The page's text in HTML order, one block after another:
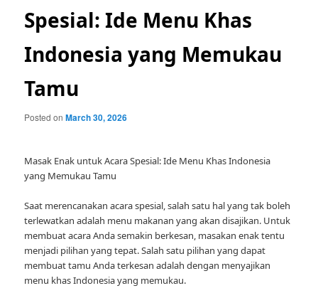
Spesial: Ide Menu Khas
Indonesia yang Memukau
Tamu
Posted onMarch 30, 2026
Masak Enak untuk Acara Spesial: Ide Menu Khas Indonesia
yang Memukau Tamu
Saat merencanakan acara spesial, salah satu hal yang tak boleh
terlewatkan adalah menu makanan yang akan disajikan. Untuk
membuat acara Anda semakin berkesan, masakan enak tentu
menjadi pilihan yang tepat. Salah satu pilihan yang dapat
membuat tamu Anda terkesan adalah dengan menyajikan
menu khas Indonesia yang memukau.